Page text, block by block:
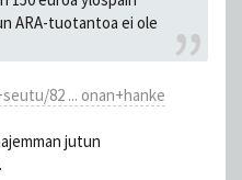
ARA-tuotantoa ei ole
82 ... onan+hanke
jutun